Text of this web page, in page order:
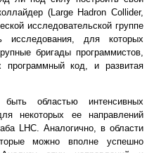
(Large Hadron Collider,
исследовательской группе
исследования, для которых
бригады программистов,
код, и развитая
областью интенсивных
некоторых ее направлений
LHC. Аналогично, в области
можно вполне успешно